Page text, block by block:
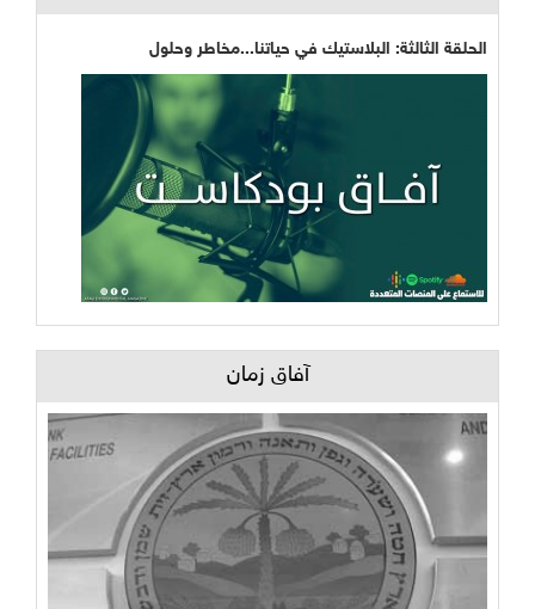
الحلقة الثالثة: البلاستيك في حياتنا...مخاطر وحلول
آفاق زمان